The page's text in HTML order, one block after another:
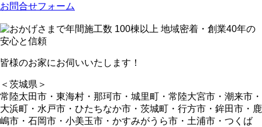
お問合せフォーム
皆様のお家にお伺いいたします！
＜茨城県＞
常陸太田市・東海村・那珂市・城里町・常陸大宮市・潮来市・
大浜町・水戸市・ひたちなか市・茨城町・行方市・鉾田市・鹿
嶋市・石岡市・小美玉市・かすみがうら市・土浦市・つくば